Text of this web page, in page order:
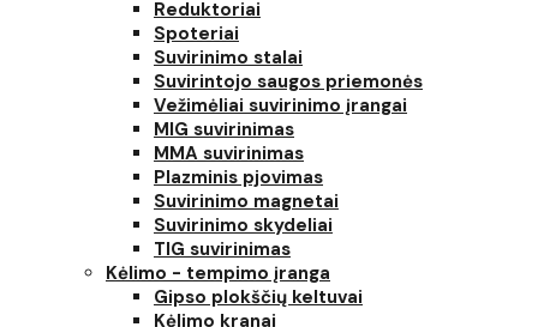
Reduktoriai
Spoteriai
Suvirinimo stalai
Suvirintojo saugos priemonės
Vežimėliai suvirinimo įrangai
MIG suvirinimas
MMA suvirinimas
Plazminis pjovimas
Suvirinimo magnetai
Suvirinimo skydeliai
TIG suvirinimas
Kėlimo - tempimo įranga
Gipso plokščių keltuvai
Kėlimo kranai